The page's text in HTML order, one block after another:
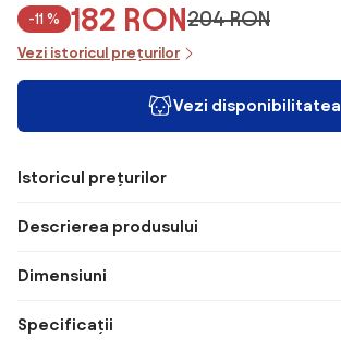
-11 % 182 RON204 RON
Vezi istoricul prețurilor
Vezi disponibilitatea
Istoricul prețurilor
Descrierea produsului
Dimensiuni
Specificații